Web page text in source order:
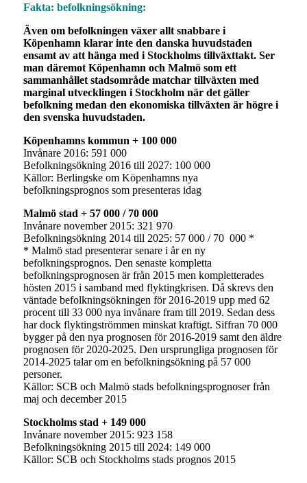
Fakta: befolkningsökning:
Även om befolkningen växer allt snabbare i
Köpenhamn klarar inte den danska huvudstaden
ensamt av att hänga med i Stockholms tillväxttakt. Ser
man däremot Köpenhamn och Malmö som ett
sammanhållet stadsområde matchar tillväxten med
marginal utvecklingen i Stockholm när det gäller
befolkning medan den ekonomiska tillväxten är högre i
den svenska huvudstaden.
Köpenhamns kommun + 100 000
Invånare 2016: 591 000
Befolkningsökning 2016 till 2027: 100 000
Källor: Berlingske om Köpenhamns nya
befolkningsprognos som presenteras idag
Malmö stad + 57 000 / 70 000
Invånare november 2015: 321 970
Befolkningsökning 2014 till 2025: 57 000 / 70 000 *
* Malmö stad presenterar senare i år en ny
befolkningsprognos. Den senaste kompletta
befolkningsprognosen är från 2015 men kompletterades
hösten 2015 i samband med flyktingkrisen. Då skrevs den
väntade befolkningsökningen för 2016-2019 upp med 62
procent till 33 000 nya invånare fram till 2019. Sedan dess
har dock flyktingströmmen minskat kraftigt. Siffran 70 000
bygger på den nya prognosen för 2016-2019 samt den äldre
prognosen för 2020-2025. Den ursprungliga prognosen för
2014-2025 talar om en befolkningsökning på 57 000
personer.
Källor: SCB och Malmö stads befolkningsprognoser från
maj och december 2015
Stockholms stad + 149 000
Invånare november 2015: 923 158
Befolkningsökning 2015 till 2024: 149 000
Källor: SCB och Stockholms stads prognos 2015